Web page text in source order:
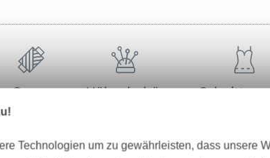
Garne Nähzubehör
Technologien um zu gewährleisten, dass unsere